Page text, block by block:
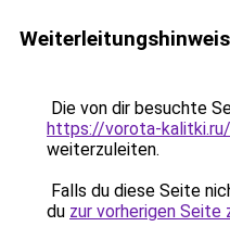
Weiterleitungshinweis
Die von dir besuchte
https://vorota-
weiterzuleiten.
Falls du diese Seite
du zur vorherigen Seite